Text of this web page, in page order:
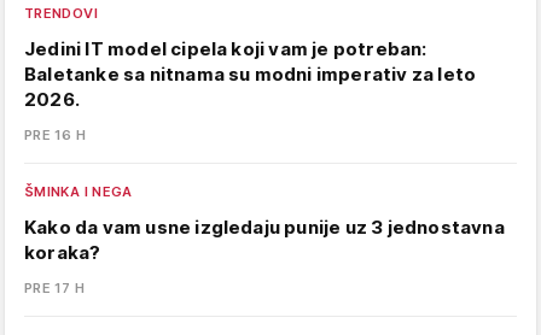
TRENDOVI
Jedini IT model cipela koji vam je potreban:
Baletanke sa nitnama su modni imperativ za leto
2026.
PRE 16 H
ŠMINKA I NEGA
Kako da vam usne izgledaju punije uz 3 jednostavna
koraka?
PRE 17 H